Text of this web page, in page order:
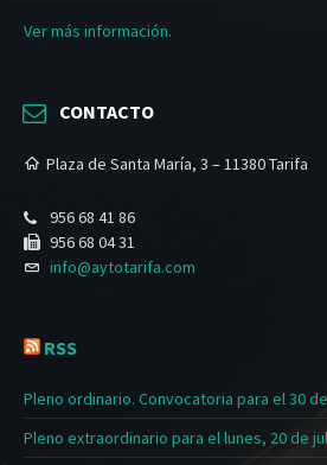
Ver más información.
CONTACTO
Plaza de Santa María, 3 – 11380 Tarifa
956 68 41 86
956 68 04 31
info@aytotarifa.com
RSS
Pleno ordinario. Convocatoria para el 30
Pleno extraordinario para el lunes, 20 de